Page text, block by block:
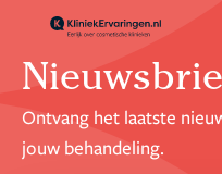
Ontvang het laatste
jouw behandeling.